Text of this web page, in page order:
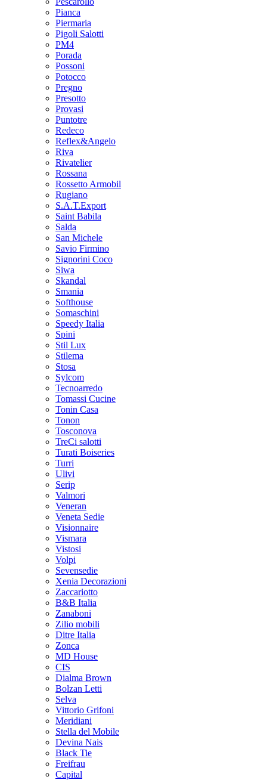
Pianca
Piermaria
Pigoli Salotti
PM4
Porada
Possoni
Potocco
Pregno
Presotto
Provasi
Puntotre
Redeco
Reflex&Angelo
Riva
Rivatelier
Rossana
Rossetto Armobil
Rugiano
S.A.T.Export
Saint Babila
Salda
San Michele
Savio Firmino
Signorini Coco
Siwa
Skandal
Smania
Softhouse
Somaschini
Speedy Italia
Spini
Stil Lux
Stilema
Stosa
Sylcom
Tecnoarredo
Tomassi Cucine
Tonin Casa
Tonon
Tosconova
TreCi salotti
Turati Boiseries
Turri
Ulivi
Serip
Valmori
Veneran
Veneta Sedie
Visionnaire
Vismara
Vistosi
Volpi
Sevensedie
Xenia Decorazioni
Zaccariotto
B&B Italia
Zanaboni
Zilio mobili
Ditre Italia
Zonca
MD House
CIS
Dialma Brown
Bolzan Letti
Selva
Vittorio Grifoni
Meridiani
Stella del Mobile
Devina Nais
Black Tie
Freifrau
Capital